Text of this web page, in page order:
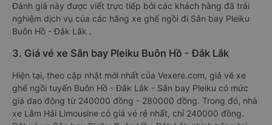
Đánh giá này được viết trực tiếp bởi các khách hàng đã trải
nghiệm dịch vụ của các hãng xe ghế ngồi đi Sân bay Pleiku
Buôn Hồ - Đắk Lắk .
3. Giá vé xe Sân bay Pleiku Buôn Hồ - Đắk Lắk
Hiện tại, theo cập nhật mới nhất của Vexere.com, giá vé xe
ghế ngồi tuyến Buôn Hồ - Đắk Lắk - Sân bay Pleiku có mức
giá dao động từ 240000 đồng - 280000 đồng. Trong đó, nhà
xe Lâm Hải Limousine có giá vé rẻ nhất, chỉ 240000 đồng.